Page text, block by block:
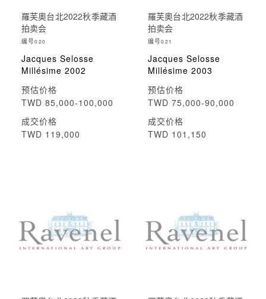
羅芙奧台北2022秋季藏酒
拍卖会
编号020
Jacques Selosse
Millésime 2002
预估价格
TWD 85,000-100,000
成交价格
TWD 119,000
羅芙奧台北2022秋季藏酒
拍卖会
编号021
Jacques Selosse
Millésime 2003
预估价格
TWD 75,000-90,000
成交价格
TWD 101,150